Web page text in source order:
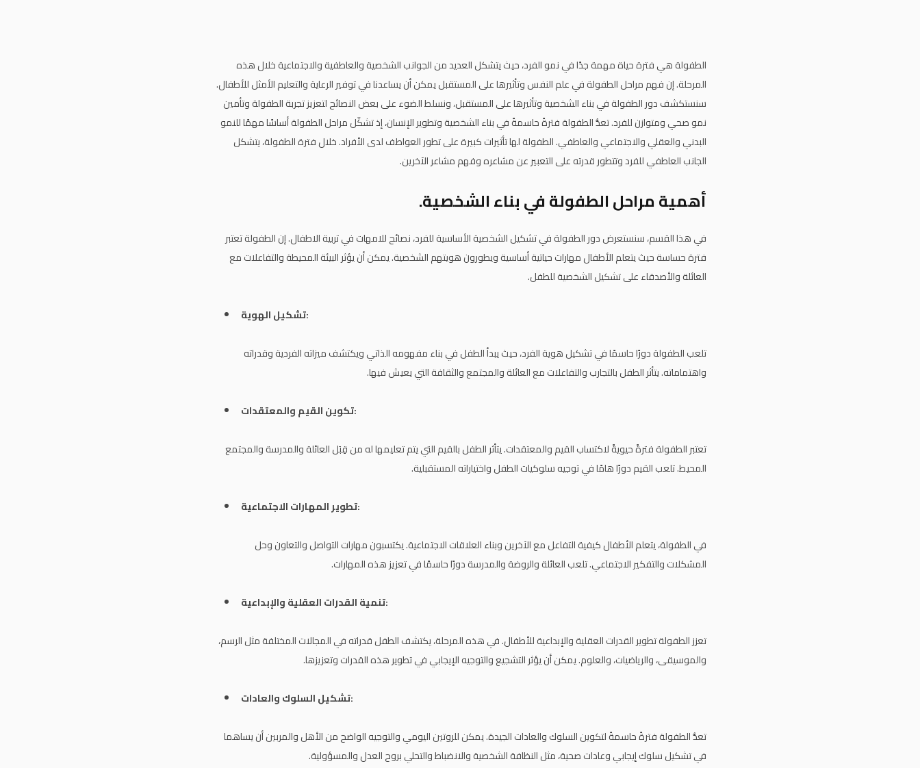
الطفولة هي فترة حياة مهمة جدًا في نمو الفرد، حيث يتشكل العديد من الجوانب الشخصية والعاطفية والاجتماعية خلال هذه
المرحلة. إن فهم مراحل الطفولة في علم النفس وتأثيرها على المستقبل يمكن أن يساعدنا في توفير الرعاية والتعليم الأمثل للأطفال.
سنستكشف دور الطفولة في بناء الشخصية وتأثيرها على المستقبل، ونسلط الضوء على بعض النصائح لتعزيز تجربة الطفولة وتأمين
نمو صحي ومتوازن للفرد. تعدُّ الطفولة فترةً حاسمةً في بناء الشخصية وتطوير الإنسان، إذ تشكّل مراحل الطفولة أساسًا مهمًا للنمو
البدني والعقلي والاجتماعي والعاطفي. الطفولة لها تأثيرات كبيرة على تطور العواطف لدى الأفراد. خلال فترة الطفولة، يتشكل
الجانب العاطفي للفرد وتتطور قدرته على التعبير عن مشاعره وفهم مشاعر الآخرين.
أهمية مراحل الطفولة في بناء الشخصية.
في هذا القسم، سنستعرض دور الطفولة في تشكيل الشخصية الأساسية للفرد، نصائح للامهات في تربية الاطفال. إن الطفولة تعتبر
فترة حساسة حيث يتعلم الأطفال مهارات حياتية أساسية ويطورون هويتهم الشخصية. يمكن أن يؤثر البيئة المحيطة والتفاعلات مع
العائلة والأصدقاء على تشكيل الشخصية للطفل.
تشكيل الهوية:
تلعب الطفولة دورًا حاسمًا في تشكيل هوية الفرد، حيث يبدأ الطفل في بناء مفهومه الذاتي ويكتشف ميزاته الفردية وقدراته
واهتماماته. يتأثر الطفل بالتجارب والتفاعلات مع العائلة والمجتمع والثقافة التي يعيش فيها.
تكوين القيم والمعتقدات:
تعتبر الطفولة فترةً حيويةً لاكتساب القيم والمعتقدات. يتأثر الطفل بالقيم التي يتم تعليمها له من قِبَل العائلة والمدرسة والمجتمع
المحيط. تلعب القيم دورًا هامًا في توجيه سلوكيات الطفل واختياراته المستقبلية.
تطوير المهارات الاجتماعية:
في الطفولة، يتعلم الأطفال كيفية التفاعل مع الآخرين وبناء العلاقات الاجتماعية. يكتسبون مهارات التواصل والتعاون وحل
المشكلات والتفكير الاجتماعي. تلعب العائلة والروضة والمدرسة دورًا حاسمًا في تعزيز هذه المهارات.
تنمية القدرات العقلية والإبداعية:
تعزز الطفولة تطوير القدرات العقلية والإبداعية للأطفال. في هذه المرحلة، يكتشف الطفل قدراته في المجالات المختلفة مثل الرسم،
والموسيقى، والرياضيات، والعلوم. يمكن أن يؤثر التشجيع والتوجيه الإيجابي في تطوير هذه القدرات وتعزيزها.
تشكيل السلوك والعادات:
تعدُّ الطفولة فترةً حاسمةً لتكوين السلوك والعادات الجيدة. يمكن للروتين اليومي والتوجيه الواضح من الأهل والمربين أن يساهما
في تشكيل سلوك إيجابي وعادات صحية، مثل النظافة الشخصية والانضباط والتحلي بروح العدل والمسؤولية.